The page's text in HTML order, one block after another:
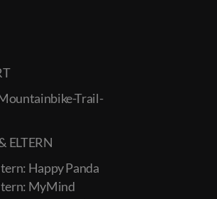
Trail-
ELTERN
Happy Panda
MyMind